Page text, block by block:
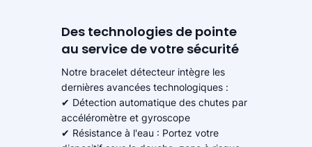
Des technologies de pointe
au service de votre sécurité
Notre bracelet détecteur intègre les
dernières avancées technologiques :
✔ Détection automatique des chutes par
accéléromètre et gyroscope
✔ Résistance à l'eau : Portez votre